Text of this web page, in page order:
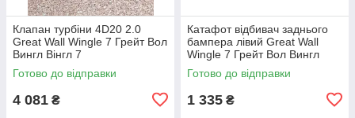
Клапан турбіни 4D20 2.0
Great Wall Wingle 7 Грейт Вол
Вингл Вінгл 7
Готово до відправки
4 081 ₴
Катафот відбивач заднього
бампера лівий Great Wall
Wingle 7 Грейт Вол Вингл
Вінгл 7
Готово до відправки
1 335 ₴